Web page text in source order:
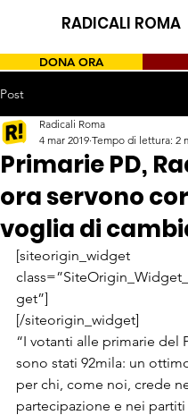
RADICALI ROMA
DONA ORA
Post
Primarie PD,
ora servono
voglia di
Radicali Roma
4 mar 2019 Tempo di lettura: 2
[siteorigin_widget
get”]
[/siteorigin_widget]
“I votanti alle primarie del
sono stati 92mila: un
per chi, come noi, crede
partecipazione e nei